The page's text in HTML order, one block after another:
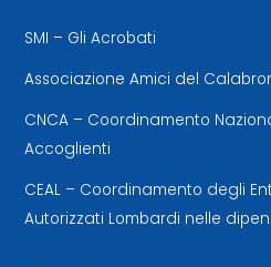
SMI – Gli Acrobati
Associazione Amici del
CNCA – Coordinamento
Accoglienti
CEAL – Coordinamento degli
Autorizzati Lombardi nelle